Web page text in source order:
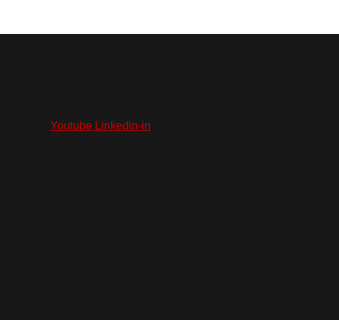
Youtube Linkedin-in